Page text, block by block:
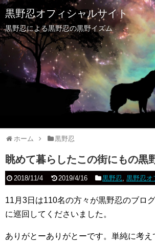
黒野忍オフィシャルサイト
黒野忍による黒野忍の黒野イズム
ホーム 黒野忍
眺めて暮らしたこの街にもの黒
2018/11/4 2019/4/16 黒野忍,黒野忍オ
11月3日は110名の方々が黒野忍のブロ
に巡回してくださいました。
ありがとーありがとーです。単純に考